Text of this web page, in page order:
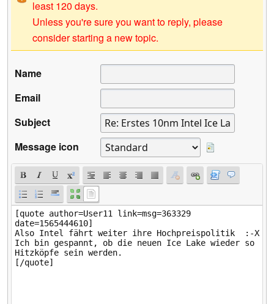
least 120 days.
Unless you're sure you want to reply, please
consider starting a new topic.
Name
Email
Subject
Message icon